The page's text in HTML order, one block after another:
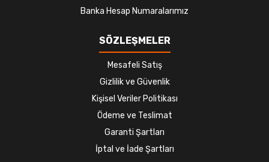
Banka Hesap Numaralarımız
SÖZLEŞMELER
Mesafeli Satış
Gizlilik ve Güvenlik
Kişisel Veriler Politikası
Ödeme ve Teslimat
Garanti Şartları
İptal ve İade Şartları